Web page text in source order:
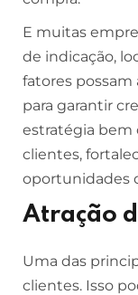
E muitas
de indicação,
fatores possam
para garantir
estratégia bem
clientes,
oportunidades
Atração
Uma das
clientes. Isso